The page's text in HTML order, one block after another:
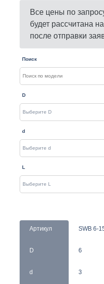
Все цены по
будет рассчитана
после отправки
Поиск
D
d
L
Артикул
D
d
SWB 6-
6
3